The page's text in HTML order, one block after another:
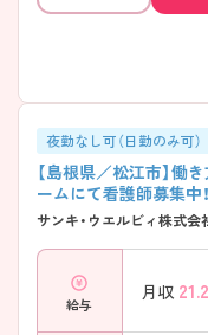
夜勤なし可（日勤のみ可）
【島根県／松江市】働
ームにて看護師募集中
サンキ・ウエルビィ株式
給与
月収 21.2